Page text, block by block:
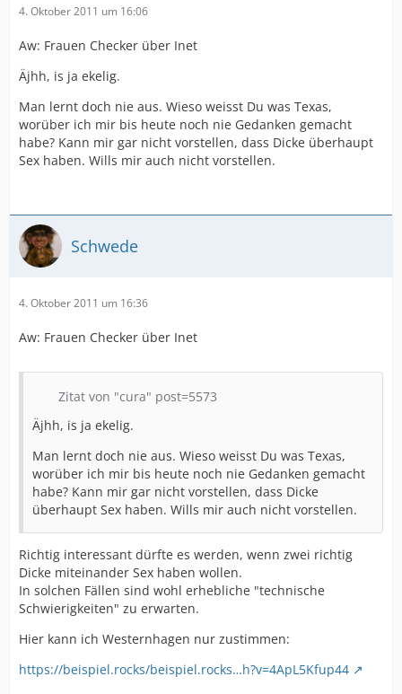
4. Oktober 2011 um 16:06
Aw: Frauen Checker über Inet
Äjhh, is ja ekelig.
Man lernt doch nie aus. Wieso weisst Du was Texas,
worüber ich mir bis heute noch nie Gedanken gemacht
habe? Kann mir gar nicht vorstellen, dass Dicke überhaupt
Sex haben. Wills mir auch nicht vorstellen.
Schwede
4. Oktober 2011 um 16:36
Aw: Frauen Checker über Inet
Zitat von "cura" post=5573
Äjhh, is ja ekelig.
Man lernt doch nie aus. Wieso weisst Du was Texas,
worüber ich mir bis heute noch nie Gedanken gemacht
habe? Kann mir gar nicht vorstellen, dass Dicke
überhaupt Sex haben. Wills mir auch nicht vorstellen.
Richtig interessant dürfte es werden, wenn zwei richtig
Dicke miteinander Sex haben wollen.
In solchen Fällen sind wohl erhebliche "technische
Schwierigkeiten" zu erwarten.
Hier kann ich Westernhagen nur zustimmen:
https://beispiel.rocks/beispiel.rocks…h?v=4ApL5Kfup44